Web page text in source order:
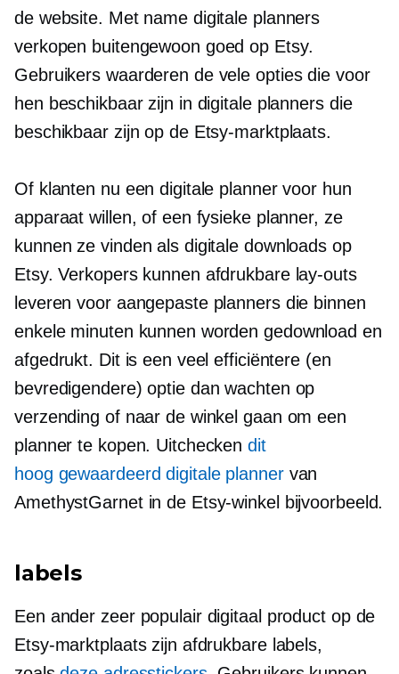
de website. Met name digitale planners
verkopen buitengewoon goed op Etsy.
Gebruikers waarderen de vele opties die voor
hen beschikbaar zijn in digitale planners die
beschikbaar zijn op de Etsy-marktplaats.
Of klanten nu een digitale planner voor hun
apparaat willen, of een fysieke planner, ze
kunnen ze vinden als digitale downloads op
Etsy. Verkopers kunnen afdrukbare lay-outs
leveren voor aangepaste planners die binnen
enkele minuten kunnen worden gedownload en
afgedrukt. Dit is een veel efficiëntere (en
bevredigendere) optie dan wachten op
verzending of naar de winkel gaan om een ​​
planner te kopen. Uitcheckendit
hoog gewaardeerd digitale plannervan
AmethystGarnet in de Etsy-winkel bijvoorbeeld.
labels
Een ander zeer populair digitaal product op de
Etsy-marktplaats zijn afdrukbare labels,